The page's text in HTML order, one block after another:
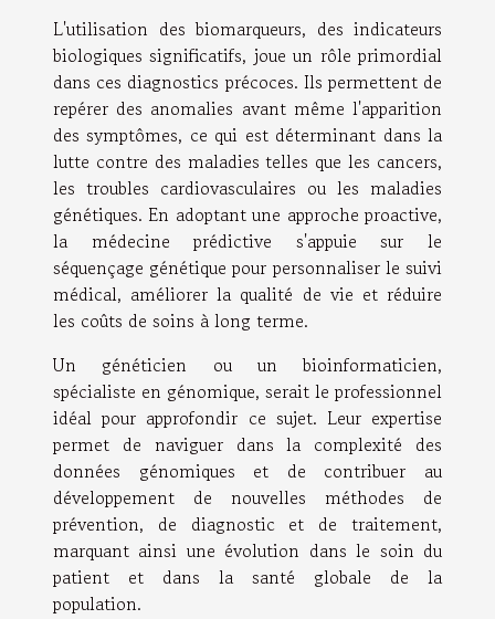
L'utilisation des biomarqueurs, des indicateurs
biologiques significatifs, joue un rôle primordial
dans ces diagnostics précoces. Ils permettent de
repérer des anomalies avant même l'apparition
des symptômes, ce qui est déterminant dans la
lutte contre des maladies telles que les cancers,
les troubles cardiovasculaires ou les maladies
génétiques. En adoptant une approche proactive,
la médecine prédictive s'appuie sur le
séquençage génétique pour personnaliser le suivi
médical, améliorer la qualité de vie et réduire
les coûts de soins à long terme.
Un généticien ou un bioinformaticien,
spécialiste en génomique, serait le professionnel
idéal pour approfondir ce sujet. Leur expertise
permet de naviguer dans la complexité des
données génomiques et de contribuer au
développement de nouvelles méthodes de
prévention, de diagnostic et de traitement,
marquant ainsi une évolution dans le soin du
patient et dans la santé globale de la
population.